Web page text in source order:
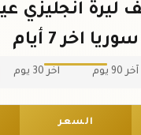
سوريا اخر 7 أيام
آخر 90 يوم آخر 30 يوم
السعر